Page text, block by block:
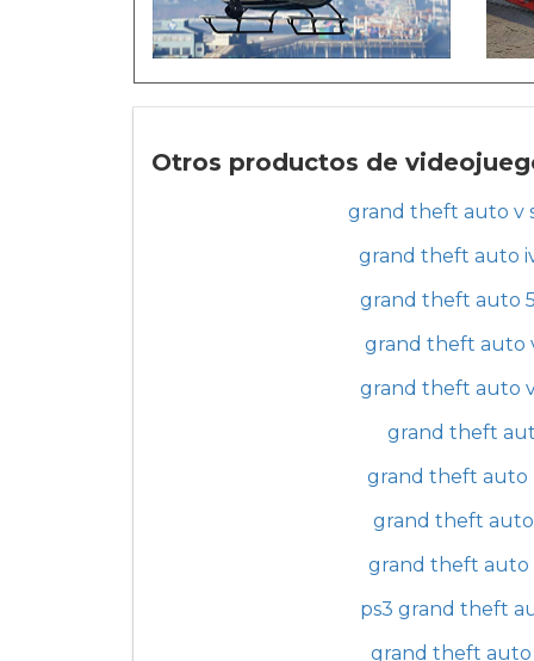
Otros productos de
grand theft auto v
grand theft auto
grand theft auto
grand theft auto
grand theft auto
grand theft
grand theft auto
grand theft
grand theft auto
ps3 grand theft
grand theft auto